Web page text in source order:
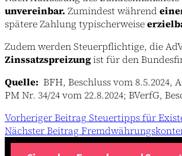
unvereinbar. Zumindest während
spätere Zahlung typischerweise
Zudem werden Steuerpflichtige, die
Zinssatzspreizungist für den
Quelle: BFH, Beschluss vom 8.5.2024,
PM Nr. 34/24 vom 22.8.2024; BVerfG,
VorherigerBeitragSteuertipps für
NächsterBeitrag